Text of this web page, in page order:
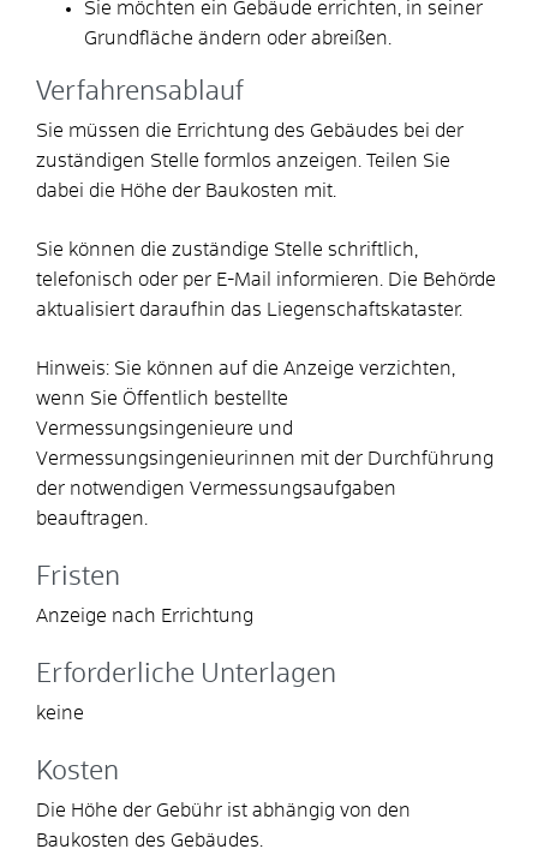
Sie möchten ein Gebäude errichten, in seiner
Grundfläche ändern oder abreißen.
Verfahrensablauf
Sie müssen die Errichtung des Gebäudes bei der
zuständigen Stelle formlos anzeigen. Teilen Sie
dabei die Höhe der Baukosten mit.
Sie können die zuständige Stelle schriftlich,
telefonisch oder per E-Mail informieren. Die Behörde
aktualisiert daraufhin das Liegenschaftskataster.
Hinweis: Sie können auf die Anzeige verzichten,
wenn Sie Öffentlich bestellte
Vermessungsingenieure und
Vermessungsingenieurinnen mit der Durchführung
der notwendigen Vermessungsaufgaben
beauftragen.
Fristen
Anzeige nach Errichtung
Erforderliche Unterlagen
keine
Kosten
Die Höhe der Gebühr ist abhängig von den
Baukosten des Gebäudes.